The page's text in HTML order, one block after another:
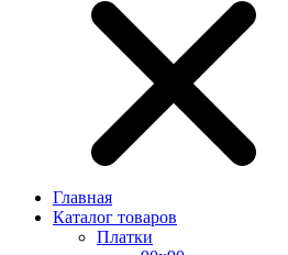
Главная
Каталог товаров
Платки